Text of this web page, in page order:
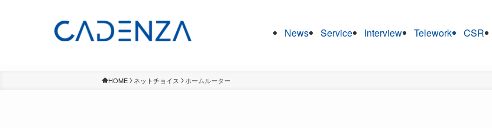
News Service Interview Telework CSR
HOME ネットチョイス ホームルーター